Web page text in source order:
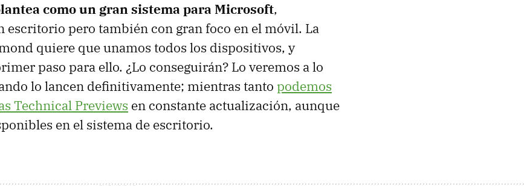
como un gran sistema para Microsoft,
escritorio pero también con gran foco en el móvil. La
quiere que unamos todos los dispositivos, y
paso para ello. ¿Lo conseguirán? Lo veremos a lo
lo lancen definitivamente; mientras tanto podemos
Technical Previews en constante actualización, aunque
en el sistema de escritorio.